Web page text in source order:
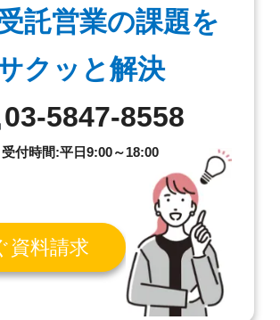
託営業の課題を
クッと解決
03-5847-8558
受付時間:平日9:00～18:00
資料請求